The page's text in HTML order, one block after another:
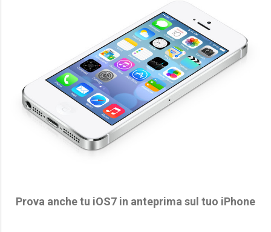
Prova anche tu iOS7 in anteprima sul tuo iPhone